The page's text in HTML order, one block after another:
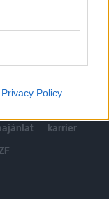
Privacy Policy
karrier